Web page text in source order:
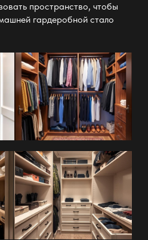
пространство, чтобы
гардеробнойстало